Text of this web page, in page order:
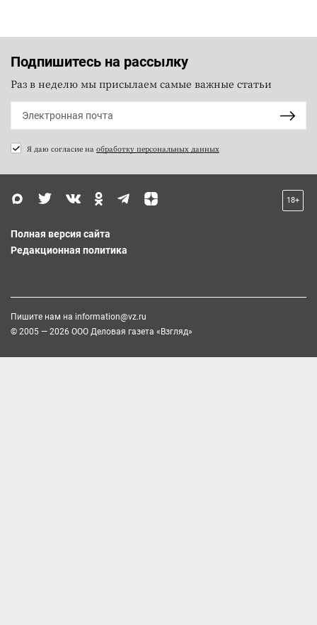
Подпишитесь на рассылку
Раз в неделю мы присылаем самые важные статьи
Я даю согласие на обработку персональных данных
18+
Полная версия сайта
Редакционная политика
Пишите нам на information@vz.ru
© 2005 — 2026 ООО Деловая газета «Взгляд»